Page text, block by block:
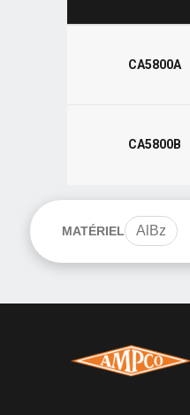
CA5800A
CA5800B
MATÉRIEL AlBz